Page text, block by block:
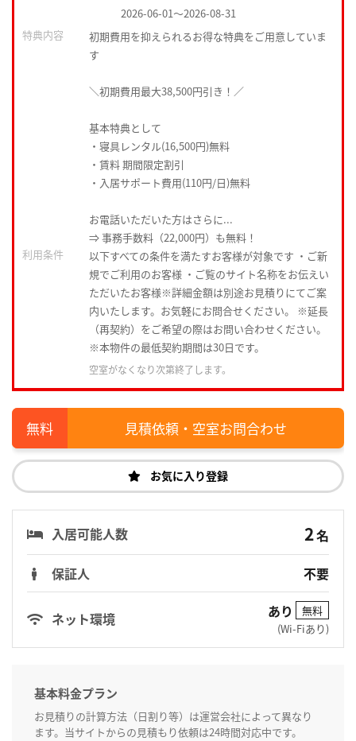
2026-06-01～2026-08-31
特典内容
初期費用を抑えられるお得な特典をご用意していま
す
＼初期費用最大38,500円引き！／
基本特典として
・寝具レンタル(16,500円)無料
・賃料 期間限定割引
・入居サポート費用(110円/日)無料
お電話いただいた方はさらに...
⇒ 事務手数料（22,000円）も無料！
利用条件
以下すべての条件を満たすお客様が対象です ・ご新
規でご利用のお客様 ・ご覧のサイト名称をお伝えい
ただいたお客様※詳細金額は別途お見積りにてご案
内いたします。お気軽にお問合せください。 ※延長
（再契約）をご希望の際はお問い合わせください。
※本物件の最低契約期間は30日です。
空室がなくなり次第終了します。
見積依頼・空室お問合わせ
お気に入り登録
入居可能人数 2名
保証人
不要
ネット環境 あり
無料
(Wi-Fiあり)
基本料金プラン
お見積りの計算方法（日割り等）は運営会社によって異なり
ます。当サイトからの見積もり依頼は24時間対応中です。